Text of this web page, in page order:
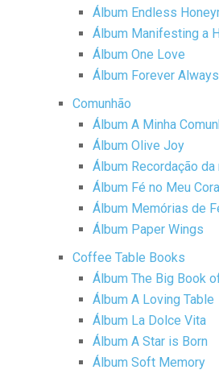
Álbum Endless
Álbum Manifesting a
Álbum One Love
Álbum Forever Always
Comunhão
Álbum A Minha
Álbum Olive Joy
Álbum Recordação da
Álbum Fé no Meu
Álbum Memórias de
Álbum Paper Wings
Coffee Table Books
Álbum The Big Book
Álbum A Loving Table
Álbum La Dolce Vita
Álbum A Star is Born
Álbum Soft Memory